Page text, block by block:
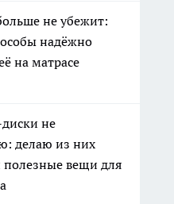
не убежит:
надёжно
на матрасе
не
делаю из них
полезные вещи для